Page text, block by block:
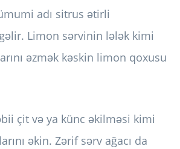
adı sitrus ətirli
Limon sərvinin lələk kimi
əzmək kəskin limon qoxusu
çit və ya künc əkilməsi kimi
əkin. Zərif sərv ağacı da